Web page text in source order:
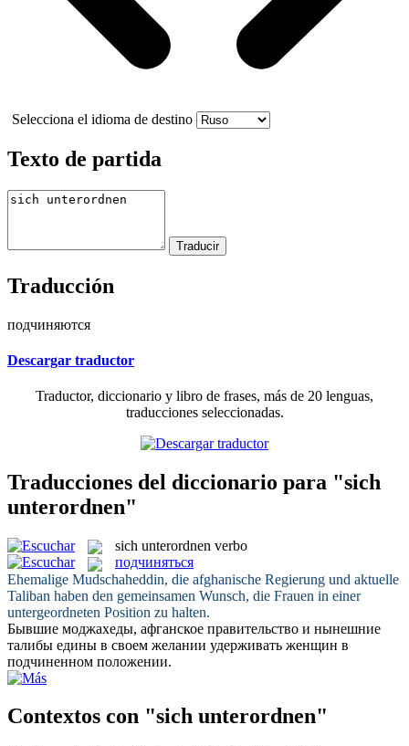
Selecciona el idioma de destino
Texto de partida
Traducción
подчиняются
Descargar traductor
Traductor, diccionario y libro de frases, más de 20 lenguas,
traducciones seleccionadas.
Traducciones del diccionario para "sich
unterordnen"
sich unterordnen verbo
подчиняться
Ehemalige Mudschaheddin, die afghanische Regierung und aktuelle
Taliban haben den gemeinsamen Wunsch, die Frauen in einer
untergeordneten Position zu halten.
Бывшие моджахеды, афганское правительство и нынешние
талибы едины в своем желании удерживать женщин в
подчиненном положении.
Contextos con "sich unterordnen"